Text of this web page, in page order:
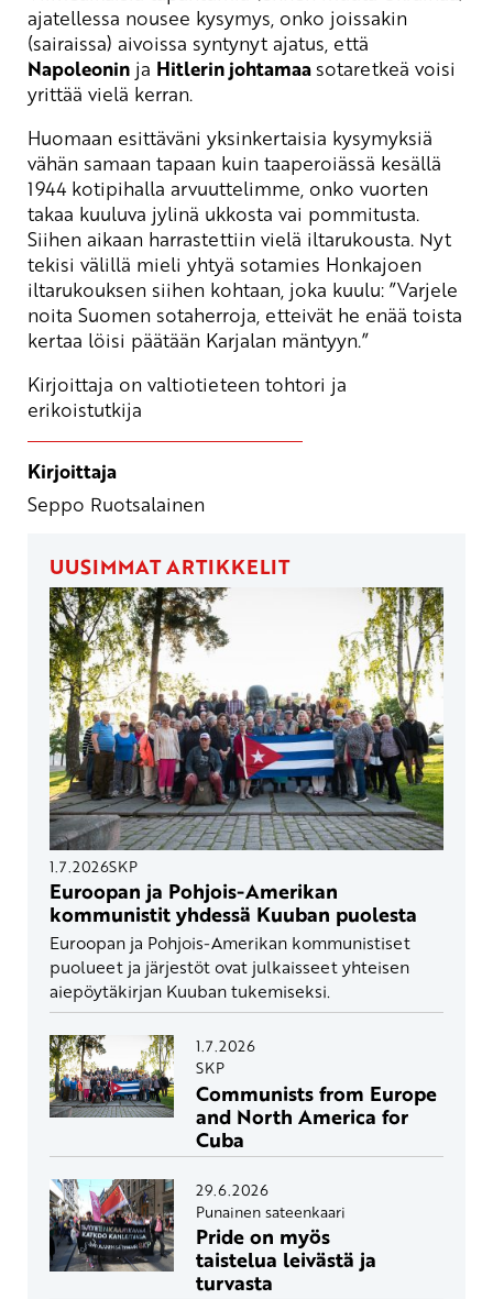
ajatellessa nousee kysymys, onko joissakin
(sairaissa) aivoissa syntynyt ajatus, että
Napoleonin ja Hitlerin johtamaa sotaretkeä voisi
yrittää vielä kerran.
Huomaan esittäväni yksinkertaisia kysymyksiä
vähän samaan tapaan kuin taaperoiässä kesällä
1944 kotipihalla arvuuttelimme, onko vuorten
takaa kuuluva jylinä ukkosta vai pommitusta.
Siihen aikaan harrastettiin vielä iltarukousta. Nyt
tekisi välillä mieli yhtyä sotamies Honkajoen
iltarukouksen siihen kohtaan, joka kuulu: ”Varjele
noita Suomen sotaherroja, etteivät he enää toista
kertaa löisi päätään Karjalan mäntyyn.”
Kirjoittaja on valtiotieteen tohtori ja
erikoistutkija
Kirjoittaja
Seppo Ruotsalainen
UUSIMMAT ARTIKKELIT
1.7.2026SKP
Euroopan ja Pohjois-Amerikan
kommunistit yhdessä Kuuban puolesta
Euroopan ja Pohjois-Amerikan kommunistiset
puolueet ja järjestöt ovat julkaisseet yhteisen
aiepöytäkirjan Kuuban tukemiseksi.
1.7.2026
SKP
Communists from Europe
and North America for
Cuba
29.6.2026
Punainen sateenkaari
Pride on myös
taistelua leivästä ja
turvasta